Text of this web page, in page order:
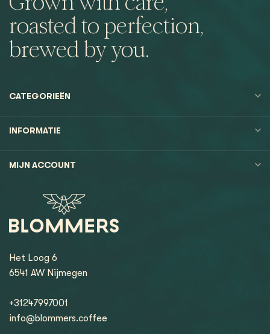
roasted to perfection,
brewed by you.
CATEGORIEËN
INFORMATIE
MIJN ACCOUNT
Het Loog 6
6541 AW Nijmegen
+31247997001
info@blommers.coffee